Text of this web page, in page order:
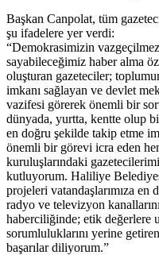
Başkan Canpolat, tüm
şu ifadelere yer verdi:
“Demokrasimizin
sayabileceğimiz haber alma
oluşturan gazeteciler;
imkanı sağlayan ve devlet
vazifesi görerek önemli bir
dünyada, yurtta, kentte olup
en doğru şekilde takip etme
önemli bir görevi icra eden
kuruluşlarındaki
kutluyorum. Haliliye
projeleri vatandaşlarımıza en
radyo ve televizyon
haberciliğinde; etik değerlere
sorumluluklarını yerine
başarılar diliyorum.”